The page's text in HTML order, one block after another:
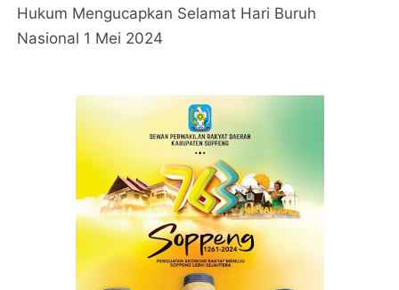
Hukum Mengucapkan Selamat Hari Buruh
Nasional 1 Mei 2024